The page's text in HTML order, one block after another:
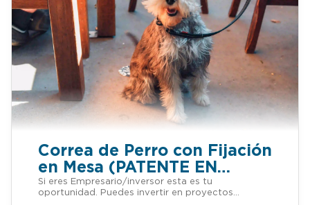
Correa de Perro con Fijación
en Mesa (PATENTE EN
VENTA)
Si eres Empresario/inversor esta es tu
oportunidad. Puedes invertir en proyectos